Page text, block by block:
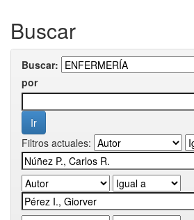
Buscar
Buscar:
por
Filtros actuales: